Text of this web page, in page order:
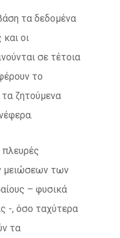
τα δεδομένα
και οι
σε τέτοια
το
ζητούμενα
πλευρές
μειώσεων των
– φυσικά
-, όσο ταχύτερα
τα